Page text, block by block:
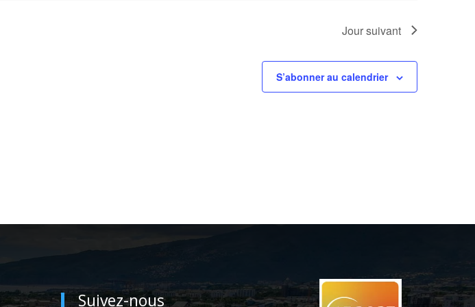
Jour suivant
S’abonner au calendrier
Suivez-nous